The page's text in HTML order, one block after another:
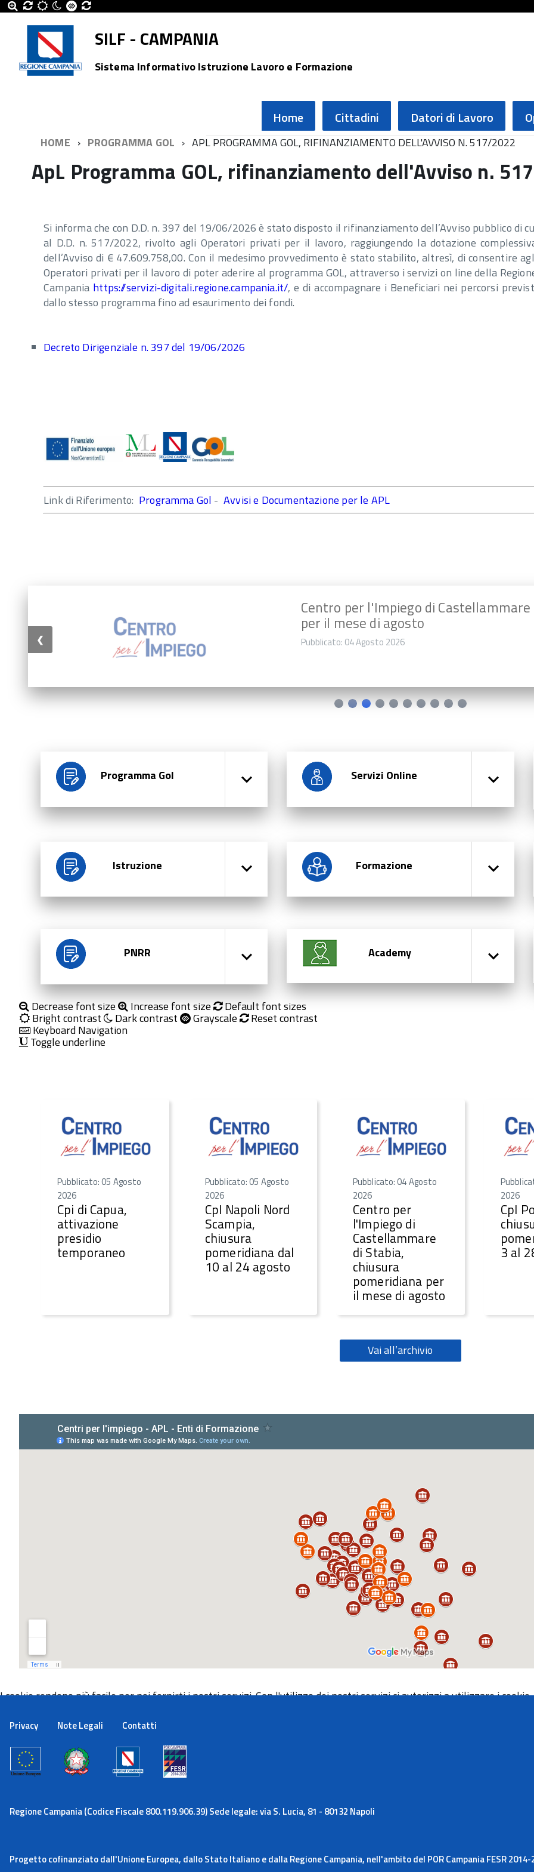
SILF - CAMPANIA
Sistema Informativo Istruzione Lavoro e Formazione
Home Cittadini Datori di Lavoro
HOME PROGRAMMA GOL APL PROGRAMMA GOL, RIFINANZIAMENTO DELL'AVVISO N. 517/2022
ApL Programma GOL, rifinanziamento dell'Avviso n.
Si informa che con D.D. n. 397 del 19/06/2026 è stato disposto il rifinanziamento dell’Avviso pubblico di
al D.D. n. 517/2022, rivolto agli Operatori privati per il lavoro, raggiungendo la dotazione
dell’Avviso di € 47.609.758,00. Con il medesimo provvedimento è stato stabilito, altresì, di consentire
Operatori privati per il lavoro di poter aderire al programma GOL, attraverso i servizi on line della
Campania https://servizi-digitali.regione.campania.it/, e di accompagnare i Beneficiari nei percorsi
dallo stesso programma fino ad esaurimento dei fondi.
Decreto Dirigenziale n. 397 del 19/06/2026
Link di Riferimento: Programma Gol -Avvisi e Documentazione per le APL
Centro per l'Impiego di
per il mese di agosto
Pubblicato: 04 Agosto 2026
❮
Programma Gol Servizi Online
Istruzione Formazione
PNRR Academy
Decrease font size Increase font size Default font sizes
Bright contrast Dark contrast Grayscale Reset contrast
Keyboard Navigation
Toggle underline
Pubblicato: 05 Agosto
2026
Cpi di Capua,
attivazione
presidio
temporaneo
Pubblicato: 05 Agosto
2026
CpI Napoli Nord
Scampia,
chiusura
pomeridiana dal
10 al 24 agosto
Pubblicato: 04 Agosto
2026
Centro per
l'Impiego di
Castellammare
di Stabia,
chiusura
pomeridiana per
il mese di agosto
2026
CpI
3 al
Vai all’archivio
Privacy Note Legali Contatti
Regione Campania (Codice Fiscale 800.119.906.39) Sede legale: via S. Lucia, 81 - 80132 Napoli
Progetto cofinanziato dall'Unione Europea, dallo Stato Italiano e dalla Regione Campania, nell'ambito del POR Campania FESR 2014-
I cookie rendono più facile per noi fornirti i nostri servizi. Con l'utilizzo dei nostri servizi ci autorizzi a utilizzare i cookie.